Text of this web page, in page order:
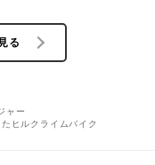
る
ャー
ヒルクライムバイク